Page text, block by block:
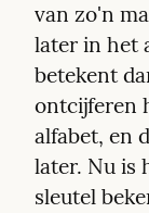
van zo'n
later in het
betekent
ontcijferen
alfabet, en
later. Nu is
sleutel